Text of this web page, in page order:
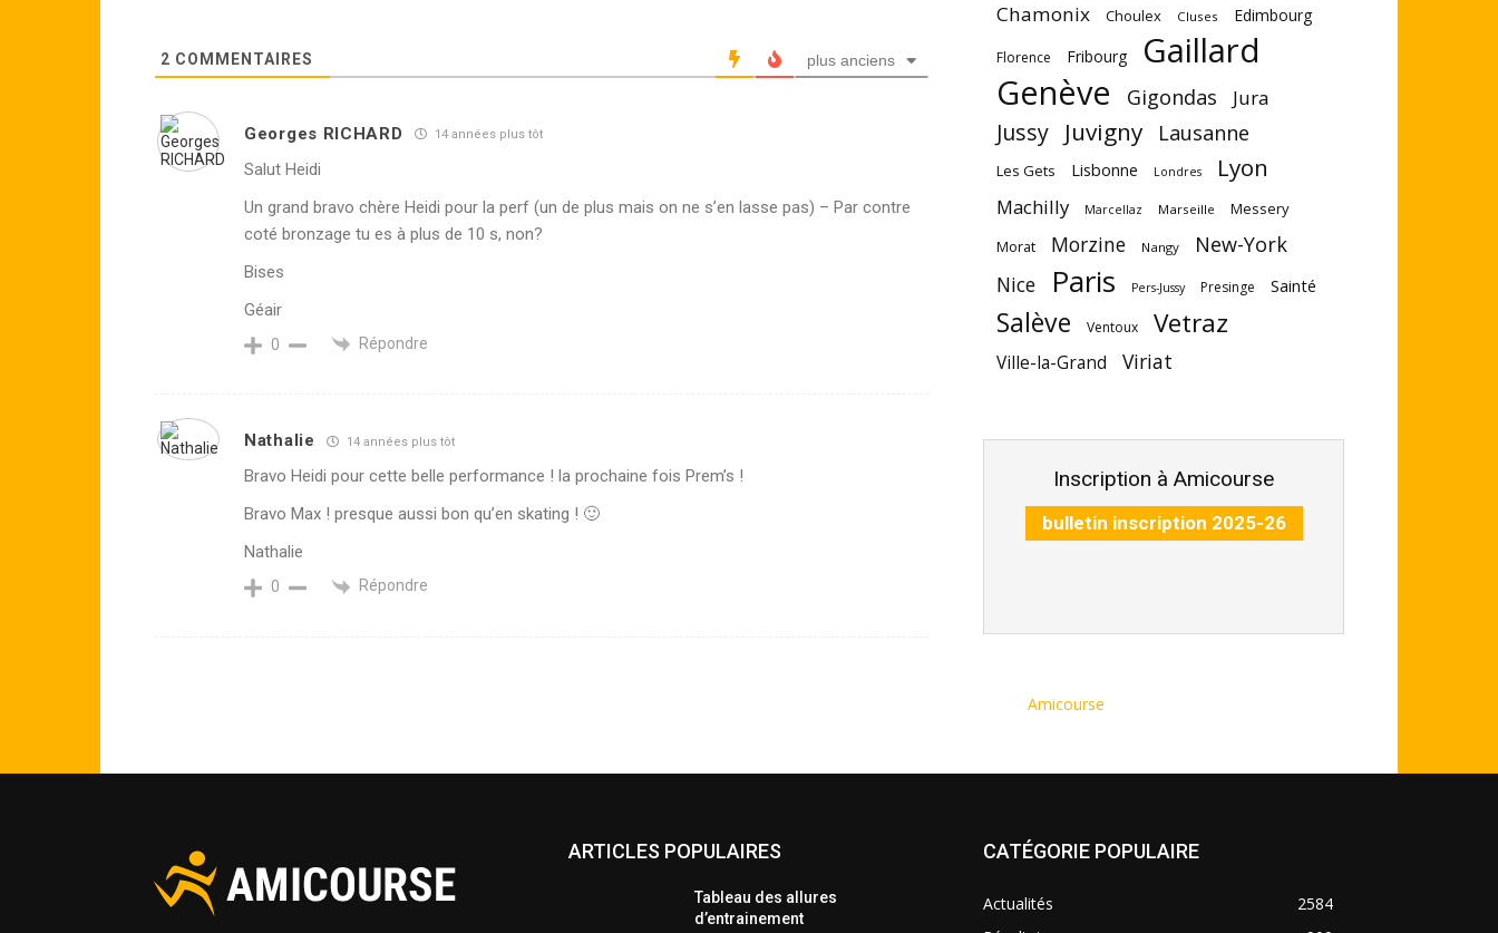
2 COMMENTAIRES plus anciens
Georges RICHARD 14 années plus tôt
Salut Heidi
Un grand bravo chère Heidi pour la perf (un de plus mais on ne s’en lasse pas) – Par contre
coté bronzage tu es à plus de 10 s, non?
Bises
Géair
0 Répondre
Nathalie 14 années plus tôt
Bravo Heidi pour cette belle performance ! la prochaine fois Prem’s !
Bravo Max ! presque aussi bon qu’en skating ! 🙂
Nathalie
0 Répondre
Chamonix Choulex Cluses Edimbourg
Florence Fribourg Gaillard
Genève Gigondas Jura
Jussy Juvigny Lausanne
Les Gets Lisbonne Londres Lyon
Machilly Marcellaz Marseille
Messery
Morat
Morzine Nangy
New-York
Nice
Paris Pers-Jussy Presinge Sainté
Salève Ventoux Vetraz
Ville-la-Grand Viriat
Inscription à Amicourse
bulletin inscription 2025-26
Amicourse
ARTICLES POPULAIRES
Tableau des allures
d’entrainement
CATÉGORIE POPULAIRE
Actualités
2584